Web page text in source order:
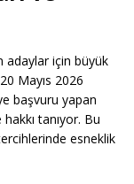
adaylar için büyük
Mayıs 2026
başvuru yapan
tanıyor. Bu
esneklik